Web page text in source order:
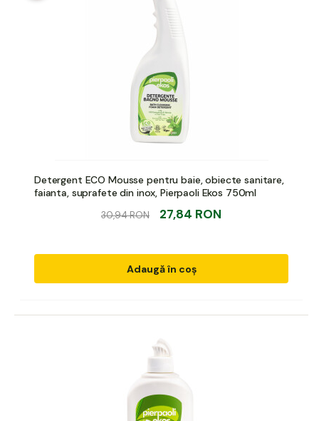
Detergent ECO Mousse pentru baie, obiecte sanitare,
faianta, suprafete din inox, Pierpaoli Ekos 750ml
30,94 RON 27,84 RON
Adaugă în coș